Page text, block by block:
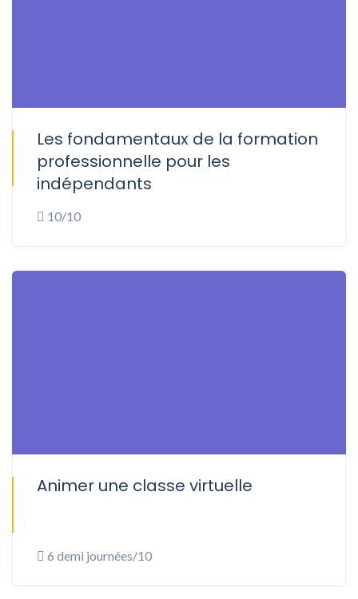
Les fondamentaux de la formation
professionnelle pour les
indépendants
10/10
Animer une classe virtuelle
6 demi journées/10